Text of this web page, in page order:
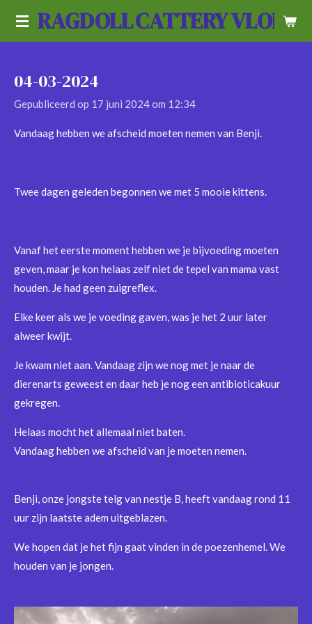
Ga
hoofdinhoud
RAGDOLLCATTERY
04-03-2024
Gepubliceerd op 17 juni 2024 om 12:34
Vandaag hebben we afscheid moeten nemen van Benji.
Twee dagen geleden begonnen we met 5 mooie kittens.
Vanaf het eerste moment hebben we je bijvoeding moeten
geven, maar je kon helaas zelf niet de tepel van mama vast
houden. Je had geen zuigreflex.
Elke keer als we je voeding gaven, was je het 2 uur later
alweer kwijt.
Je kwam niet aan. Vandaag zijn we nog met je naar de
dierenarts geweest en daar heb je nog een antibioticakuur
gekregen.
Helaas mocht het allemaal niet baten.
Vandaag hebben we afscheid van je moeten nemen.
Benji, onze jongste telg van nestje B, heeft vandaag rond 11
uur zijn laatste adem uitgeblazen.
We hopen dat je het fijn gaat vinden in de poezenhemel. We
houden van je jongen.